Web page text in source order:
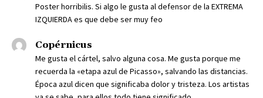
Poster horribilis. Si algo le gusta al defensor de la EXTREMA
IZQUIERDA es que debe ser muy feo
Copérnicus
Me gusta el cártel, salvo alguna cosa. Me gusta porque me
recuerda la «etapa azul de Picasso», salvando las distancias.
Época azul dicen que significaba dolor y tristeza. Los artistas